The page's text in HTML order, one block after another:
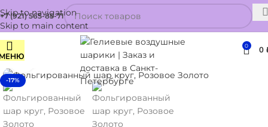
Skip to navigation
Skip to main content
+7 (921) 565-85-71
0 0
-17%
Нажмите, чтобы увеличить